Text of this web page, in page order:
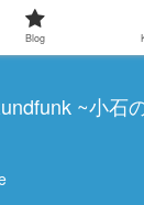
~小石
Blog